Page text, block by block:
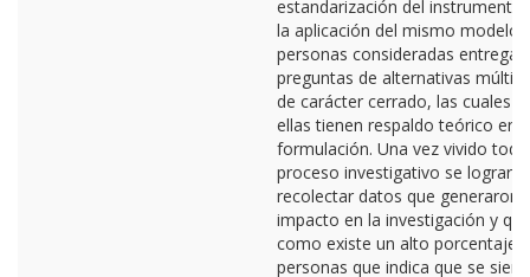
estandarización del instrumento
la aplicación del mismo modelo
personas consideradas
preguntas de alternativas
de carácter cerrado, las cuales
ellas tienen respaldo teórico en
formulación. Una vez vivido
proceso investigativo se
recolectar datos que generaron
impacto en la investigación y
como existe un alto porcentaje
personas que indica que se